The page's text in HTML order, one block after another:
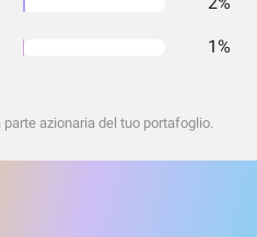
1%
azionaria del tuo portafoglio.